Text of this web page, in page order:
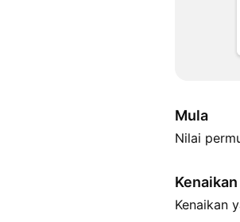
Mula
Nilai
Kenaikan
Kenaikan